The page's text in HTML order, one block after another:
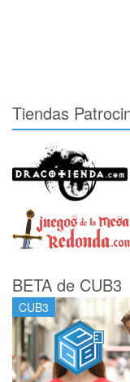
Tiendas
BETA de CUB3
CUB3